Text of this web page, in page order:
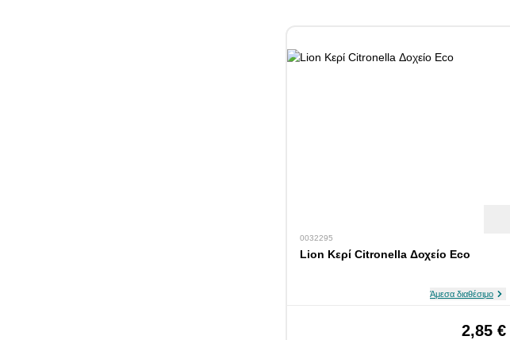
0032295
Lion Κερί Citronella Δοχείο Eco
Άμεσα διαθέσιμο
2,85 €